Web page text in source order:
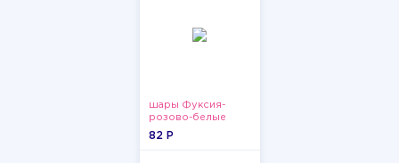
шары Фуксия-
розово-белые
пастельные
82 P